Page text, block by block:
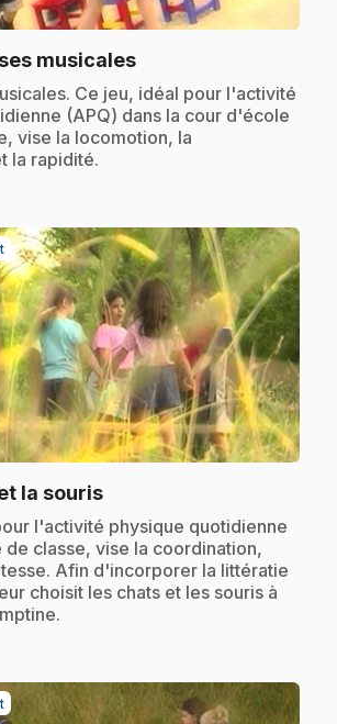
musicales.
Ce jeu, idéal pour l'activité
(APQ) dans la cour d'école
vise la locomotion, la
la rapidité.
la souris.
l'activité physique quotidienne
de classe, vise la coordination,
Afin d'incorporer la littératie
choisit les chats et les souris à